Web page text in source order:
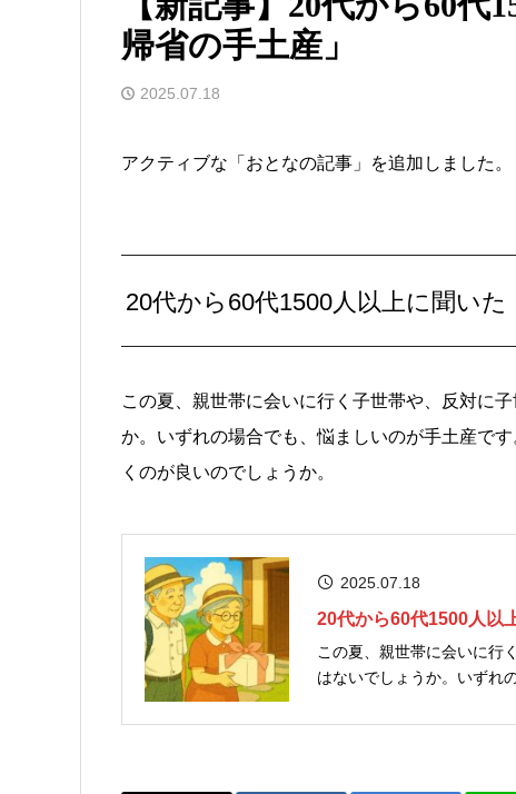
帰省の手土産」
2025.07.18
アクティブな「おとなの記事」を追加しました。
20代から60代1500人以上に聞いた
この夏、親世帯に会いに行く子世帯や、反対に
か。いずれの場合でも、悩ましいのが手土産で
くのが良いのでしょうか。
2025.07.18
20代から60代1500人以
この夏、親世帯に会いに行
はないでしょうか。いずれ
の手土産」は、ぐるなび会